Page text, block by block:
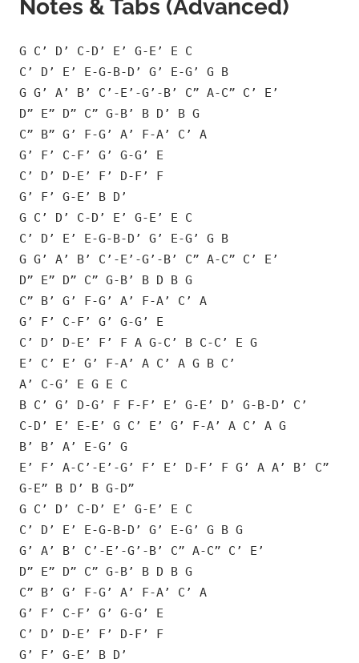
Notes & Tabs (Advanced)
G C’ D’ C-D’ E’ G-E’ E C
C’ D’ E’ E-G-B-D’ G’ E-G’ G B
G G’ A’ B’ C’-E’-G’-B’ C” A-C” C’ E’
D” E” D” C” G-B’ B D’ B G
C” B” G’ F-G’ A’ F-A’ C’ A
G’ F’ C-F’ G’ G-G’ E
C’ D’ D-E’ F’ D-F’ F
G’ F’ G-E’ B D’
G C’ D’ C-D’ E’ G-E’ E C
C’ D’ E’ E-G-B-D’ G’ E-G’ G B
G G’ A’ B’ C’-E’-G’-B’ C” A-C” C’ E’
D” E” D” C” G-B’ B D B G
C” B’ G’ F-G’ A’ F-A’ C’ A
G’ F’ C-F’ G’ G-G’ E
C’ D’ D-E’ F’ F A G-C’ B C-C’ E G
E’ C’ E’ G’ F-A’ A C’ A G B C’
A’ C-G’ E G E C
B C’ G’ D-G’ F F-F’ E’ G-E’ D’ G-B-D’ C’
C-D’ E’ E-E’ G C’ E’ G’ F-A’ A C’ A G
B’ B’ A’ E-G’ G
E’ F’ A-C’-E’-G’ F’ E’ D-F’ F G’ A A’ B’ C”
G-E” B D’ B G-D”
G C’ D’ C-D’ E’ G-E’ E C
C’ D’ E’ E-G-B-D’ G’ E-G’ G B G
G’ A’ B’ C’-E’-G’-B’ C” A-C” C’ E’
D” E” D” C” G-B’ B D B G
C” B’ G’ F-G’ A’ F-A’ C’ A
G’ F’ C-F’ G’ G-G’ E
C’ D’ D-E’ F’ D-F’ F
G’ F’ G-E’ B D’